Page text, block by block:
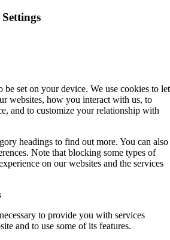
be set on your device. We use cookies to let
websites, how you interact with us, to
and to customize your relationship with
headings to find out more. You can also
Note that blocking some types of
on our websites and the services
to provide you with services
and to use some of its features.